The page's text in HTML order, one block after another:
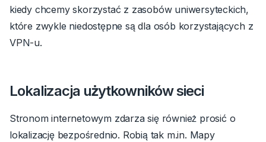
kiedy chcemy skorzystać z zasobów uniwersyteckich,
które zwykle niedostępne są dla osób korzystających z
VPN-u.
Lokalizacja użytkowników sieci
Stronom internetowym zdarza się również prosić o
lokalizację bezpośrednio. Robią tak m.in. Mapy